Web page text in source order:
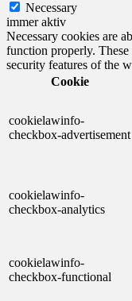
Necessary
immer aktiv
Necessary cookies are
function properly. These
security features of the
Cookie
cookielawinfo-
checkbox-advertisement
cookielawinfo-
checkbox-analytics
cookielawinfo-
checkbox-functional